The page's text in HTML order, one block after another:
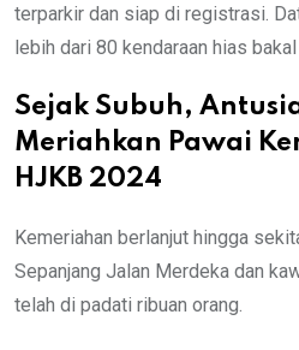
terparkir dan siap di registrasi.
lebih dari 80 kendaraan hias
Sejak Subuh,
Meriahkan Pawai
HJKB 2024
Kemeriahan berlanjut hingga
Sepanjang Jalan Merdeka dan
telah di padati ribuan orang.